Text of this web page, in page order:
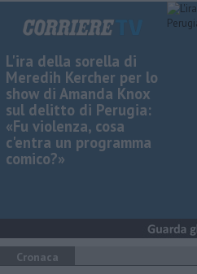
L'ira della sorella di
Meredih Kercher per lo
show di Amanda Knox
sul delitto di Perugia:
«Fu violenza, cosa
c'entra un programma
comico?»
Cronaca